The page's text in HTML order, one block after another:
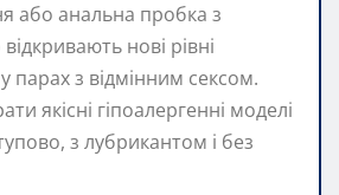
або анальна пробка з
нові рівні
у парах з відмінним сексом.
якісні гіпоалергенні моделі
з лубрикантом і без